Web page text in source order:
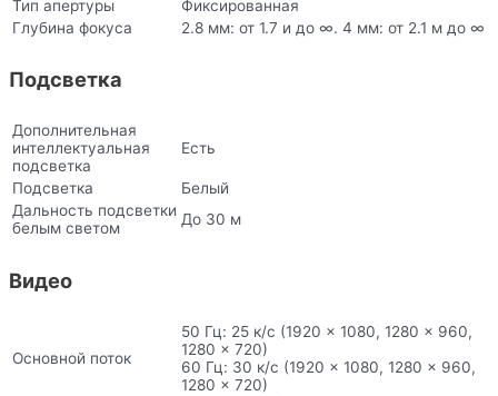
Тип апертуры
Фиксированная
Глубина фокуса
2.8 мм: от 1.7 и до ∞. 4 мм: от 2.1 м до ∞
Подсветка
Дополнительная
интеллектуальная
подсветка
Есть
Подсветка
Белый
Дальность подсветки
белым светом
До 30 м
Видео
Основной поток
50 Гц: 25 к/с (1920 × 1080, 1280 × 960,
1280 × 720)
60 Гц: 30 к/с (1920 × 1080, 1280 × 960,
1280 × 720)